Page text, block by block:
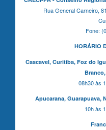
Rua General Carneiro,
Fone:
HORÁRIO
Cascavel, Curitiba,Foz do
Branco,
08h30 às
Apucarana, Guarapuava,
10h às